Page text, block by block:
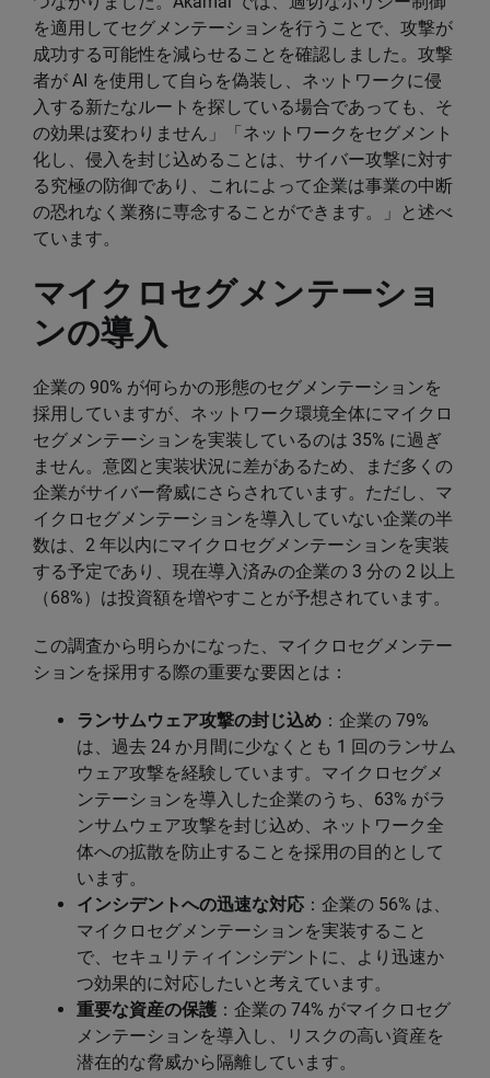
を適用してセグメンテーションを行うことで、攻撃が
成功する可能性を減らせることを確認しました。攻撃
者が AI を使用して自らを偽装し、ネットワークに侵
入する新たなルートを探している場合であっても、そ
の効果は変わりません」「ネットワークをセグメント
化し、侵入を封じ込めることは、サイバー攻撃に対す
る究極の防御であり、これによって企業は事業の中断
の恐れなく業務に専念することができます。」と述べ
ています。
マイクロセグメンテーショ
ンの導入
企業の 90% が何らかの形態のセグメンテーションを
採用していますが、ネットワーク環境全体にマイクロ
セグメンテーションを実装しているのは 35% に過ぎ
ません。意図と実装状況に差があるため、まだ多くの
企業がサイバー脅威にさらされています。ただし、マ
イクロセグメンテーションを導入していない企業の半
数は、2 年以内にマイクロセグメンテーションを実装
する予定であり、現在導入済みの企業の 3 分の 2 以上
（68%）は投資額を増やすことが予想されています。
この調査から明らかになった、マイクロセグメンテー
ションを採用する際の重要な要因とは：
ランサムウェア攻撃の封じ込め ：企業の 79%
は、過去 24 か月間に少なくとも 1 回のランサム
ウェア攻撃を経験しています。マイクロセグメ
ンテーションを導入した企業のうち、63% がラ
ンサムウェア攻撃を封じ込め、ネットワーク全
体への拡散を防止することを採用の目的として
います。
インシデントへの迅速な対応 ：企業の 56% は、
マイクロセグメンテーションを実装すること
で、セキュリティインシデントに、より迅速か
つ効果的に対応したいと考えています。
重要な資産の保護 ：企業の 74% がマイクロセグ
メンテーションを導入し、リスクの高い資産を
潜在的な脅威から隔離しています。